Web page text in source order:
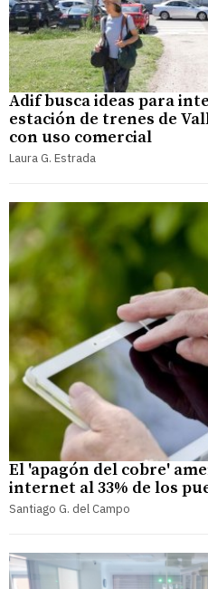
Adif busca ideas para
estación de trenes de
con uso comercial
Laura G. Estrada
El 'apagón del cobre'
internet al 33% de los
Santiago G. del Campo